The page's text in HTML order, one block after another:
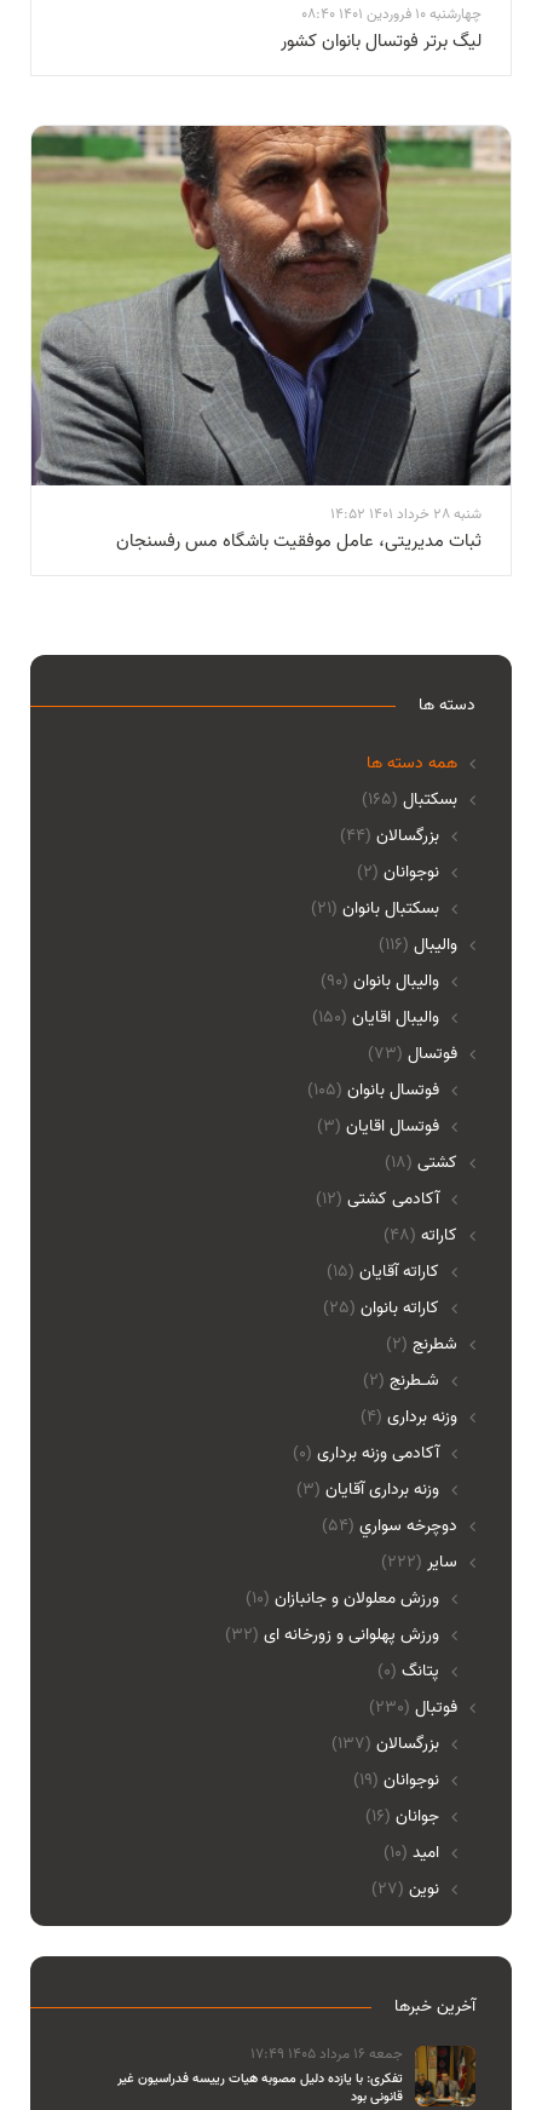
چهارشنبه 10 فروردین 1401 08:40
لیگ برتر فوتسال بانوان کشور
شنبه 28 خرداد 1401 14:52
ثبات مدیریتی، عامل موفقیت باشگاه مس رفسنجان
دسته ها
همه دسته ها
(165) بسکتبال
بزرگسالان (44)
نوجوانان (2)
بسکتبال بانوان (21)
(116) والیبال
واليبال بانوان (90)
واليبال اقايان (150)
(73) فوتسال
فوتسال بانوان (105)
فوتسال اقايان (3)
(18) کشتی
آکادمی کشتی (12)
(48) کاراته
کاراته آقایان (15)
کاراته بانوان (25)
(2) شطرنج
شـطرنج (2)
(4) وزنه برداری
آکادمی وزنه برداری (0)
وزنه برداری آقایان (3)
(54) دوچرخه سواري
(222) ساير
ورزش معلولان و جانبازان (10)
ورزش پهلوانی و زورخانه ای (32)
پتانگ (0)
(230) فوتبال
بزرگسالان (137)
نوجوانان (19)
جوانان (16)
امید (10)
نوین (27)
آخرین خبرها
جمعه 16 مرداد 1405 17:49
تفکری: با یازده دلیل مصوبه هیات رییسه فدراسیون غیر
قانونی بود